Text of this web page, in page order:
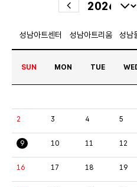
이전달
성남아트센터 성남아트리움 성남
SUN MON TUE
2 상세보기
3 상세보기
4 상세보기
5
9 상세보기
10 상세보기
11 상세보기
12
16 상세보기
17 상세보기
18 상세보기
19